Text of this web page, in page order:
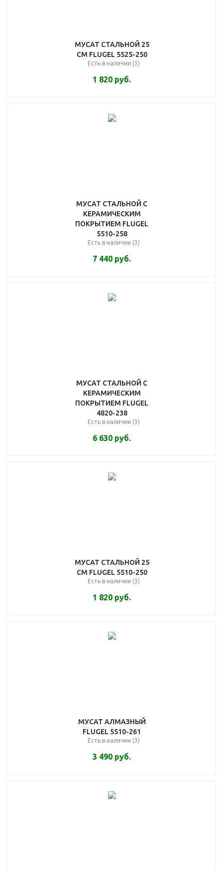
МУСАТ СТАЛЬНОЙ 25
СМ FLUGEL 5525-250
Есть в наличии (3)
1 820 руб.
МУСАТ СТАЛЬНОЙ С
КЕРАМИЧЕСКИМ
ПОКРЫТИЕМ FLUGEL
5510-258
Есть в наличии (3)
7 440 руб.
МУСАТ СТАЛЬНОЙ С
КЕРАМИЧЕСКИМ
ПОКРЫТИЕМ FLUGEL
4820-238
Есть в наличии (3)
6 630 руб.
МУСАТ СТАЛЬНОЙ 25
СМ FLUGEL 5510-250
Есть в наличии (3)
1 820 руб.
МУСАТ АЛМАЗНЫЙ
FLUGEL 5510-261
Есть в наличии (3)
3 490 руб.